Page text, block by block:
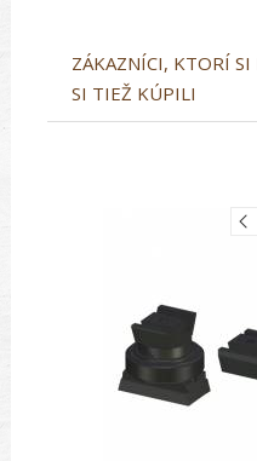
ZÁKAZNÍCI, KTORÍ
SI TIEŽ KÚPILI